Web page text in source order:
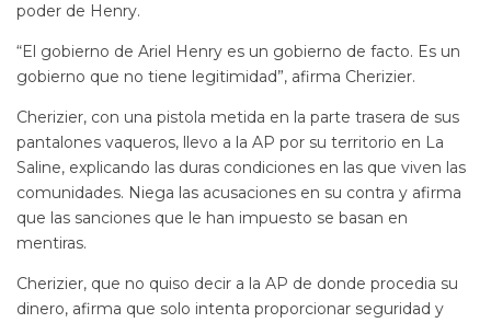
poder de Henry.
“El gobierno de Ariel Henry es un gobierno de facto. Es un
gobierno que no tiene legitimidad”, afirma Cherizier.
Cherizier, con una pistola metida en la parte trasera de sus
pantalones vaqueros, llevo a la AP por su territorio en La
Saline, explicando las duras condiciones en las que viven las
comunidades. Niega las acusaciones en su contra y afirma
que las sanciones que le han impuesto se basan en
mentiras.
Cherizier, que no quiso decir a la AP de donde procedia su
dinero, afirma que solo intenta proporcionar seguridad y